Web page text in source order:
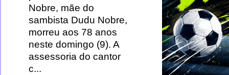
Nobre, mãe do
sambista Dudu Nobre,
morreu aos 78 anos
neste domingo (9). A
assessoria do cantor
c...